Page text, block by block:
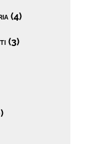
(4)
(3)